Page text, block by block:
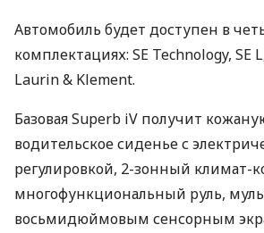
Автомобиль будет доступен в
комплектациях: SE Technology, SE
Laurin & Klement.
Базовая Superb iV получит
водительское сиденье с
регулировкой, 2-зонный климат-
многофункциональный руль,
восьмидюймовым сенсорным